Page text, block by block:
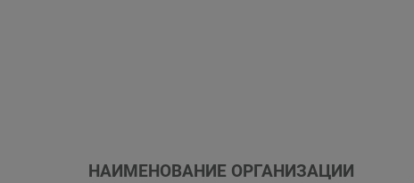
НАИМЕНОВАНИЕ ОРГАНИЗАЦИИ